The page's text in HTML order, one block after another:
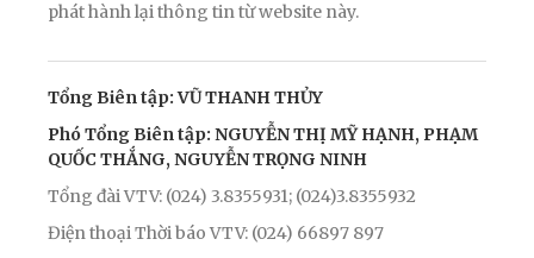
phát hành lại thông tin từ website này.
Tổng Biên tập: VŨ THANH THỦY
Phó Tổng Biên tập: NGUYỄN THỊ MỸ HẠNH, PHẠM
QUỐC THẮNG, NGUYỄN TRỌNG NINH
Tổng đài VTV: (024) 3.8355931; (024)3.8355932
Điện thoại Thời báo VTV: (024) 66897 897